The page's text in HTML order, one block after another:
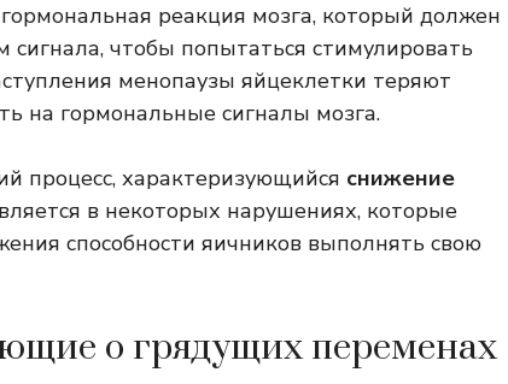
реакция мозга, который должен
сигнала, чтобы попытаться стимулировать
менопаузы яйцеклетки теряют
на гормональные сигналы мозга.
процесс, характеризующийся снижение
в некоторых нарушениях, которые
способности яичников выполнять свою
о грядущих переменах